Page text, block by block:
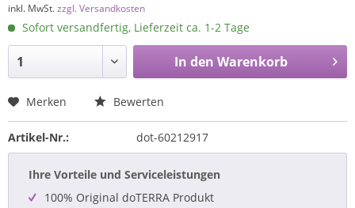
inkl. MwSt.zzgl. Versandkosten
Sofort versandfertig, Lieferzeit ca. 1-2 Tage
In den Warenkorb
Merken Bewerten
Artikel-Nr.: dot-60212917
Ihre Vorteile und Serviceleistungen
100% Original doTERRA Produkt